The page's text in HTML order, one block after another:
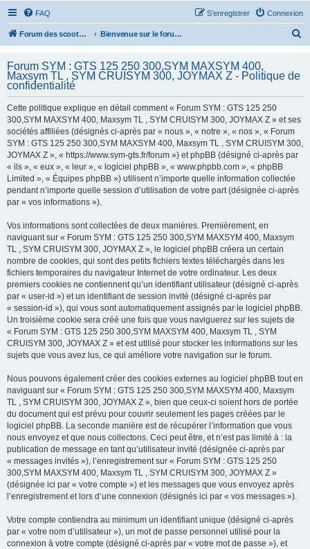
FAQ Connexion
S’enregistrer
Forum des scooters SYM - GTS -MAXSYM - CRUISYM - JOYMAX - Maxsym TL Bienvenue sur le forum des scooters de la gamme SYM
e
h
Forum SYM : GTS 125 250 300,SYM MAXSYM 400,
Maxsym TL , SYM CRUISYM 300, JOYMAX Z - Politique de
confidentialité
Cette politique explique en détail comment « Forum SYM : GTS 125 250
300,SYM MAXSYM 400, Maxsym TL , SYM CRUISYM 300, JOYMAX Z » et ses
sociétés affiliées (désignés ci-après par « nous », « notre », « nos », « Forum
SYM : GTS 125 250 300,SYM MAXSYM 400, Maxsym TL , SYM CRUISYM 300,
JOYMAX Z », « https://www.sym-gts.fr/forum ») et phpBB (désigné ci-après par
« ils », « eux », « leur », « logiciel phpBB », « www.phpbb.com », « phpBB
Limited », « Équipes phpBB ») utilisent n’importe quelle information collectée
pendant n’importe quelle session d’utilisation de votre part (désignée ci-après
par « vos informations »).
Vos informations sont collectées de deux manières. Premièrement, en
naviguant sur « Forum SYM : GTS 125 250 300,SYM MAXSYM 400, Maxsym
TL , SYM CRUISYM 300, JOYMAX Z », le logiciel phpBB créera un certain
nombre de cookies, qui sont des petits fichiers textes téléchargés dans les
fichiers temporaires du navigateur Internet de votre ordinateur. Les deux
premiers cookies ne contiennent qu’un identifiant utilisateur (désigné ci-après
par « user-id ») et un identifiant de session invité (désigné ci-après par
« session-id »), qui vous sont automatiquement assignés par le logiciel phpBB.
Un troisième cookie sera créé une fois que vous naviguerez sur les sujets de
« Forum SYM : GTS 125 250 300,SYM MAXSYM 400, Maxsym TL , SYM
CRUISYM 300, JOYMAX Z » et est utilisé pour stocker les informations sur les
sujets que vous avez lus, ce qui améliore votre navigation sur le forum.
Nous pouvons également créer des cookies externes au logiciel phpBB tout en
naviguant sur « Forum SYM : GTS 125 250 300,SYM MAXSYM 400, Maxsym
TL , SYM CRUISYM 300, JOYMAX Z », bien que ceux-ci soient hors de portée
du document qui est prévu pour couvrir seulement les pages créées par le
logiciel phpBB. La seconde manière est de récupérer l’information que vous
nous envoyez et que nous collectons. Ceci peut être, et n’est pas limité à : la
publication de message en tant qu’utilisateur invité (désignée ci-après par
« messages invités »), l’enregistrement sur « Forum SYM : GTS 125 250
300,SYM MAXSYM 400, Maxsym TL , SYM CRUISYM 300, JOYMAX Z »
(désignée ici par « votre compte ») et les messages que vous envoyez après
l’enregistrement et lors d’une connexion (désignés ici par « vos messages »).
Votre compte contiendra au minimum un identifiant unique (désigné ci-après
par « votre nom d’utilisateur »), un mot de passe personnel utilisé pour la
connexion à votre compte (désigné ci-après par « votre mot de passe »), et